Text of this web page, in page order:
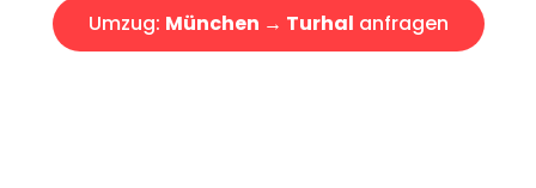
Umzug: München → Turhal anfragen